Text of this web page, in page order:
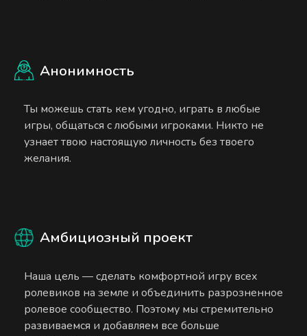
Анонимность
Ты можешь стать кем угодно, играть в любые
игры, общаться с любыми игроками. Никто не
узнает твою настоящую личность без твоего
желания.
Амбициозный проект
Наша цель — сделать комфортной игру всех
ролевиков на земле и объединить разрозненное
ролевое сообщество. Поэтому мы стремительно
развиваемся и добавляем все больше